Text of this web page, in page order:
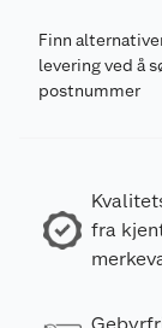
Finn
levering ved å
postnummer
fra